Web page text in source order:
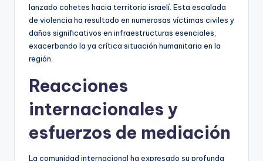
lanzado cohetes hacia territorio israelí. Esta escalada
de violencia ha resultado en numerosas víctimas civiles y
daños significativos en infraestructuras esenciales,
exacerbando la ya crítica situación humanitaria en la
región.
Reacciones
internacionales y
esfuerzos de mediación
La comunidad internacional ha expresado su profunda